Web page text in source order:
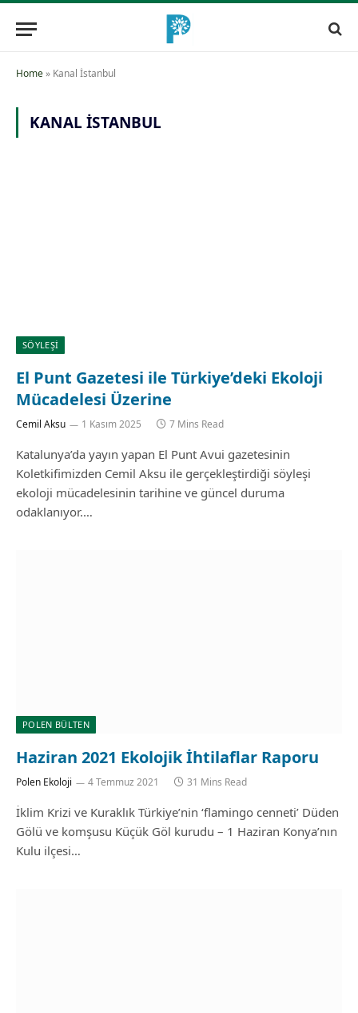
Home» Kanal İstanbul
KANAL İSTANBUL
SÖYLEŞİ
El Punt Gazetesi ile Türkiye’deki Ekoloji
Mücadelesi Üzerine
Cemil Aksu 1 Kasım 2025 7 Mins Read
Katalunya’da yayın yapan El Punt Avui gazetesinin
Koletkifimizden Cemil Aksu ile gerçekleştirdiği söyleşi
ekoloji mücadelesinin tarihine ve güncel duruma
odaklanıyor.…
POLEN BÜLTEN
Haziran 2021 Ekolojik İhtilaflar Raporu
Polen Ekoloji 4 Temmuz 2021 31 Mins Read
İklim Krizi ve Kuraklık Türkiye’nin ‘flamingo cenneti’ Düden
Gölü ve komşusu Küçük Göl kurudu – 1 Haziran Konya’nın
Kulu ilçesi…